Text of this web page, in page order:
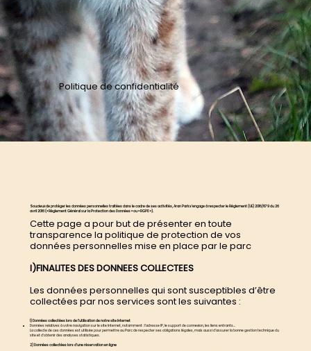
Politique de confidentialité
Soucieux de protéger les données personnelles traitées dans le cadre de ses activités, Aran Park s’engage à respecter le Règlement (UE) 2016/679 du 26
avril 2016 (« Règlement Général sur la Protection des Données » ou « RGPD »).
Cette page a pour but de présenter en toute
transparence la politique de protection de vos
données personnelles mise en place par le parc
I)FINALITES DES DONNEES COLLECTEES
Les données personnelles qui sont susceptibles d’être
collectées par nos services sont les suivantes :
1) Données collectées lors de l’utilisation de notre site Internet
Données relatives à votre navigation sur le site Internet, notamment : l’adresse IP, le support de connexion, les liens entrants…
La collecte de ces données est utilisée pour permettre au Parc de respecter ses obligations légales, mais aussi d’assurer la bonne gestion technique du
site et d’obtenir des analyses statistiques.
2) Données collectées lors d’une réservation en ligne